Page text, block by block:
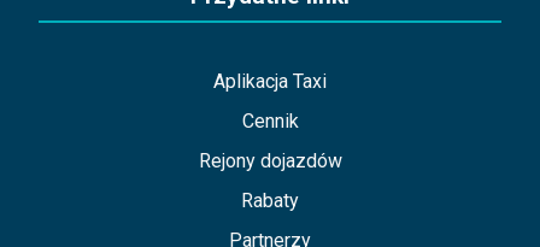
Aplikacja Taxi
Cennik
Rejony dojazdów
Rabaty
Partnerzy